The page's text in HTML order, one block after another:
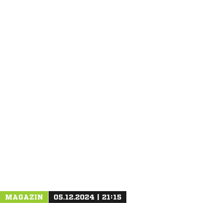
MAGAZIN 05.12.2024 | 21:15